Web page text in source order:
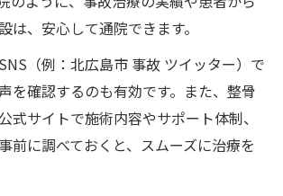
は、安心して通院できます。
（例：北広島市 事故 ツイッター）で
を確認するのも有効です。また、整骨
式サイトで施術内容やサポート体制、
前に調べておくと、スムーズに治療を